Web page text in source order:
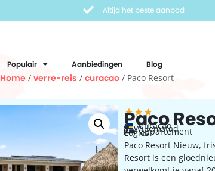
Altijd het beste aanbod
Populair Aanbiedingen Blog
Home / verre-reis / curacao/ Paco Resort
Paco
Curaçao
Willemstad
appartement
Logies
Paco Resort Nieuw,
Resort is een